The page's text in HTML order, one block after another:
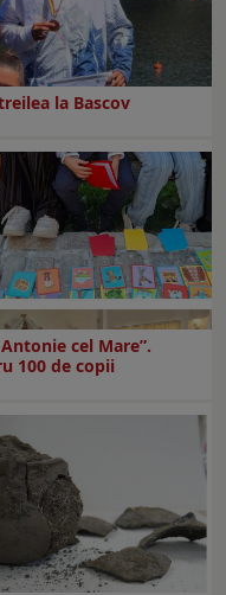
la Bascov
cel Mare”.
100 de copii